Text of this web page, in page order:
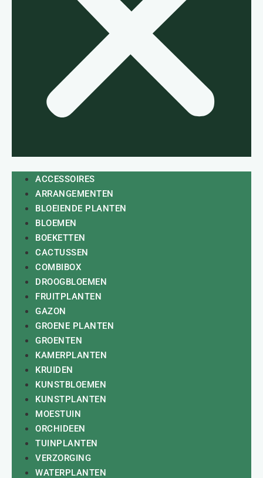
ACCESSOIRES
ARRANGEMENTEN
BLOEIENDE PLANTEN
BLOEMEN
BOEKETTEN
CACTUSSEN
COMBIBOX
DROOGBLOEMEN
FRUITPLANTEN
GAZON
GROENE PLANTEN
GROENTEN
KAMERPLANTEN
KRUIDEN
KUNSTBLOEMEN
KUNSTPLANTEN
MOESTUIN
ORCHIDEEN
TUINPLANTEN
VERZORGING
WATERPLANTEN